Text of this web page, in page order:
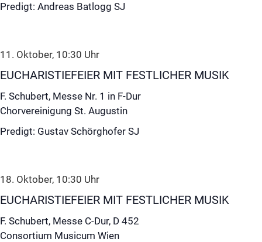
Predigt: Andreas Batlogg SJ
EUCHARISTIEFEIER MIT FESTLICHER MUSIK
11. Oktober, 10:30 Uhr
Predigt: Gustav Schörghofer SJ
F. Schubert, Messe Nr. 1 in F-Dur
Chorvereinigung St. Augustin
EUCHARISTIEFEIER MIT FESTLICHER MUSIK
18. Oktober, 10:30 Uhr
F. Schubert, Messe C-Dur, D 452
Consortium Musicum Wien